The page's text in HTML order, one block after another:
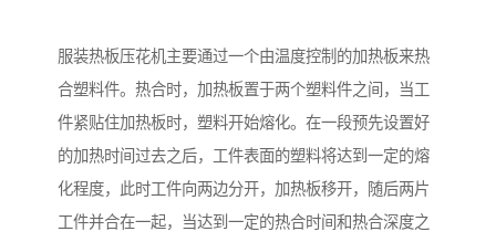
服装热板压花机主要通过一个由温度控制的加热板来热
合塑料件。热合时，加热板置于两个塑料件之间，当工
件紧贴住加热板时，塑料开始熔化。在一段预先设置好
的加热时间过去之后，工件表面的塑料将达到一定的熔
化程度，此时工件向两边分开，加热板移开，随后两片
工件并合在一起，当达到一定的热合时间和热合深度之